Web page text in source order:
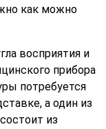
как можно
восприятия и
прибора
потребуется
а один из
из